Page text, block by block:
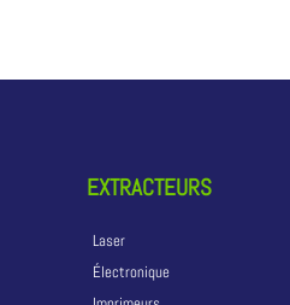
EXTRACTEURS
Laser
Électronique